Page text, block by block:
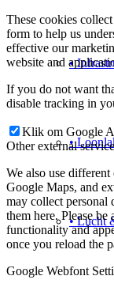
•
•
• Lucht
These cookies
form to help us
effective our
website and
If you do not want
disable tracking in
Klik om Google
Other external
We also use
Google Maps, and
may collect personal
them here. Please
functionality and
once you reload the
Google Webfont